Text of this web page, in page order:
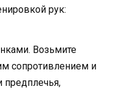
рук:
Возьмите
сопротивлением и
предплечья,